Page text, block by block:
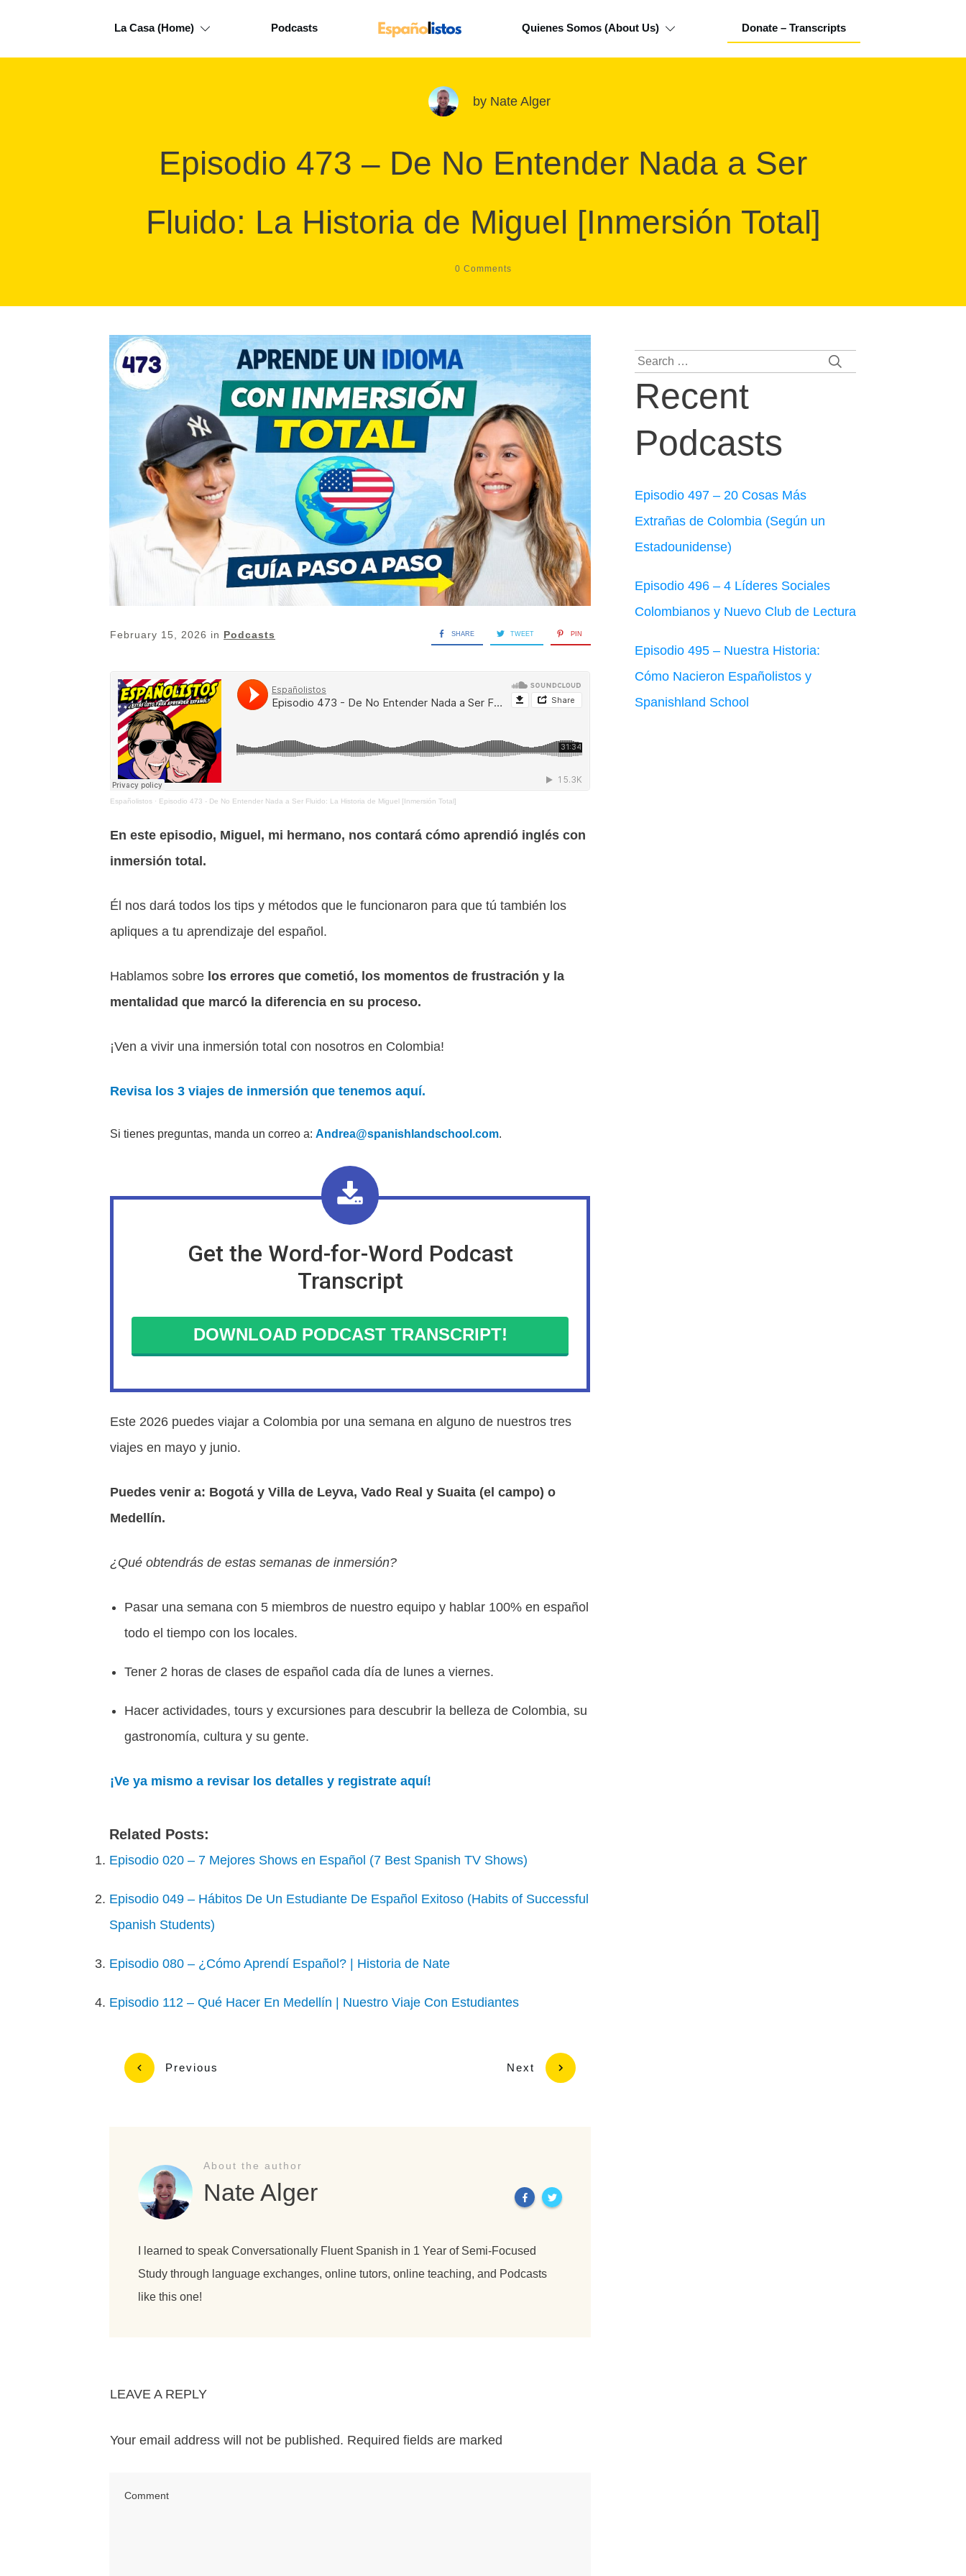
La Casa (Home) Podcasts Quienes Somos (About Us) Donate – Transcripts
by Nate Alger
Episodio 473 – De No Entender Nada a Ser
Fluido: La Historia de Miguel [Inmersión Total]
0 Comments
February 15, 2026 in Podcasts SHARE TWEET PIN
Españolistos · Episodio 473 - De No Entender Nada a Ser Fluido: La Historia de Miguel [Inmersión Total]
En este episodio, Miguel, mi hermano, nos contará cómo aprendió inglés con
inmersión total.
Él nos dará todos los tips y métodos que le funcionaron para que tú también los
apliques a tu aprendizaje del español.
Hablamos sobre los errores que cometió, los momentos de frustración y la
mentalidad que marcó la diferencia en su proceso.
¡Ven a vivir una inmersión total con nosotros en Colombia!
Revisa los 3 viajes de inmersión que tenemos aquí.
Si tienes preguntas, manda un correo a: Andrea@spanishlandschool.com.
Get the Word-for-Word Podcast
Transcript
DOWNLOAD PODCAST TRANSCRIPT!
Este 2026 puedes viajar a Colombia por una semana en alguno de nuestros tres
viajes en mayo y junio.
Puedes venir a: Bogotá y Villa de Leyva, Vado Real y Suaita (el campo) o
Medellín.
¿Qué obtendrás de estas semanas de inmersión?
Pasar una semana con 5 miembros de nuestro equipo y hablar 100% en español
todo el tiempo con los locales.
Tener 2 horas de clases de español cada día de lunes a viernes.
Hacer actividades, tours y excursiones para descubrir la belleza de Colombia, su
gastronomía, cultura y su gente.
¡Ve ya mismo a revisar los detalles y registrate aquí!
Related Posts:
Episodio 020 – 7 Mejores Shows en Español (7 Best Spanish TV Shows)
Episodio 049 – Hábitos De Un Estudiante De Español Exitoso (Habits of Successful
Spanish Students)
Episodio 080 – ¿Cómo Aprendí Español? | Historia de Nate
Episodio 112 – Qué Hacer En Medellín | Nuestro Viaje Con Estudiantes
Previous Next
About the author
Nate Alger
I learned to speak Conversationally Fluent Spanish in 1 Year of Semi-Focused
Study through language exchanges, online tutors, online teaching, and Podcasts
like this one!
LEAVE A REPLY
Your email address will not be published. Required fields are marked
Search
for:
Recent
Podcasts
Episodio 497 – 20 Cosas Más
Extrañas de Colombia (Según un
Estadounidense)
Episodio 496 – 4 Líderes Sociales
Colombianos y Nuevo Club de Lectura
Episodio 495 – Nuestra Historia:
Cómo Nacieron Españolistos y
Spanishland School